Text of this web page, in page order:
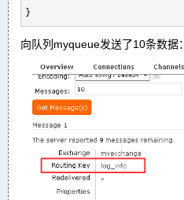
}
向队列myqueue发送了10条数据：